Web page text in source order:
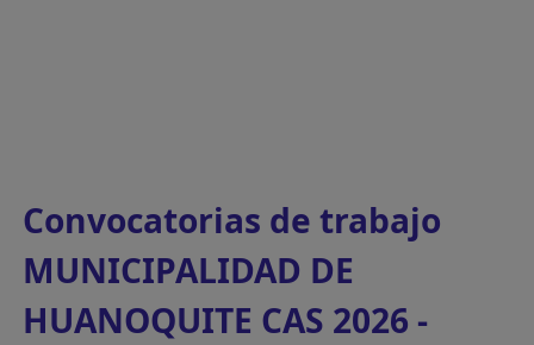
Convocatorias de trabajo
MUNICIPALIDAD DE
HUANOQUITE CAS 2026 -